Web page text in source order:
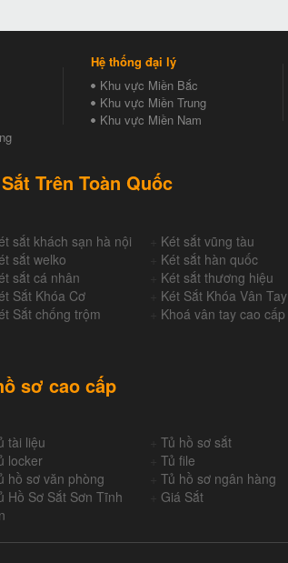
Hệ thống đại lý
Khu vực Miền Bắc
Khu vực Miền Trung
Khu vực Miền Nam
Trên Toàn Quốc
sắt khách sạn hà nội Két sắt vũng tàu
sắt welko Két sắt hàn quốc
sắt cá nhân Két sắt thương hiệu
Sắt Khóa Cơ Két Sắt Khóa Vân Tay
Sắt chống trộm Khoá vân tay cao cấp
sơ cao cấp
tài liệu +Tủ hồ sơ sắt
locker +Tủ file
hồ sơ văn phòng +Tủ hồ sơ ngân hàng
Hồ Sơ Sắt Sơn Tĩnh
+Giá Sắt